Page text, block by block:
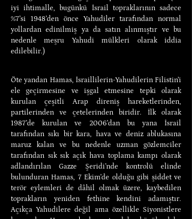
iyi ihtimalle, bugünkü İsrail topraklarının sadece
%7’si 1948’den önce Yahudiler tarafından normal
yollardan edinilmiş ya da satın alınmıştır ve bu
nedenle meşru Yahudi mülkleri olarak iddia
edilebilir.)
Öte yandan Hamas, İsraillilerin-Yahudilerin Filistin’i
ele geçirmesine ve işgal etmesine tepki olarak
kurulan çeşitli Arap direniş hareketlerinden,
partilerinden ve çetelerinden biridir. İlk olarak
1987’de kurulan ve 2006’dan bu yana İsrail
tarafından sıkı bir kara, hava ve deniz ablukasına
maruz kalan ve bu nedenle uzman gözlemciler
tarafından sık sık açık hava toplama kampı olarak
adlandırılan Gazze Şeridi’nde kontrolü elinde
bulunduran Hamas, 7 Ekim’de olduğu gibi şiddet ve
terör eylemleri de dâhil olmak üzere, kaybedilen
toprakların yeniden fethine kendini adamıştır.
Açıkça Yahudilere değil ama özellikle Siyonistlere